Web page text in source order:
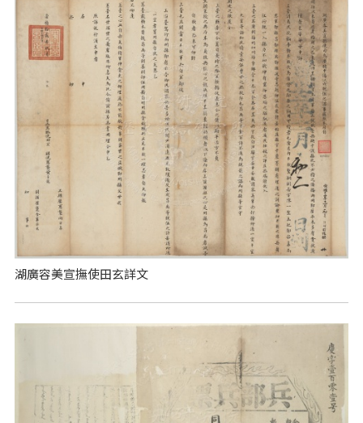
湖廣容美宣撫使田玄詳文